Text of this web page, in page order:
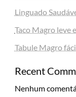
Linguado
Taco Magro leve
Tabule Magro
Recent
Nenhum